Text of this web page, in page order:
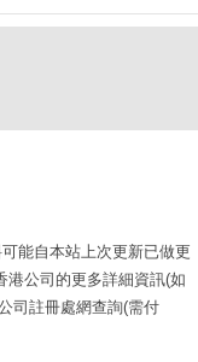
能自本站上次更新已做更
港公司的更多詳細資訊(如
司註冊處網查詢(需付